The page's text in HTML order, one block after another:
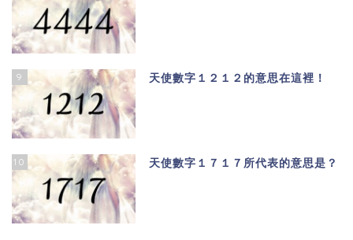
9 天使數字１２１２的意思在這裡！
10 天使數字１７１７所代表的意思是？